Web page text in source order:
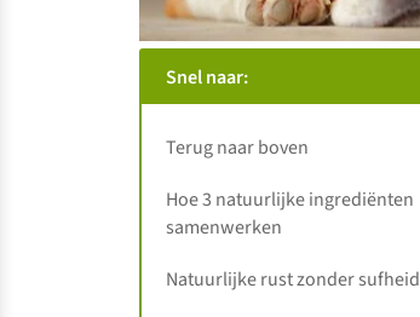
Snel naar:
Terug naar boven
Hoe 3 natuurlijke ingrediënten
samenwerken
Natuurlijke rust zonder sufheid